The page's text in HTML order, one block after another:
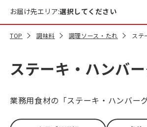
お届け先エリア:選択してください
TOP 調味料 調理ソース・たれ ステ
ステーキ・ハンバ
業務用食材の「ステーキ・ハンバー